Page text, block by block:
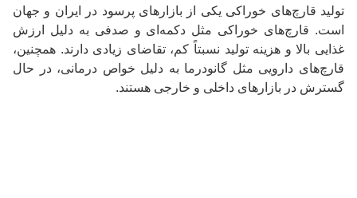
تولید قارچ‌های خوراکی یکی از بازارهای پرسود در ایران و جهان
است. قارچ‌های خوراکی مثل دکمه‌ای و صدفی به دلیل ارزش
غذایی بالا و هزینه تولید نسبتاً کم، تقاضای زیادی دارند. همچنین،
قارچ‌های دارویی مثل گانودرما به دلیل خواص درمانی، در حال
گسترش در بازارهای داخلی و خارجی هستند.